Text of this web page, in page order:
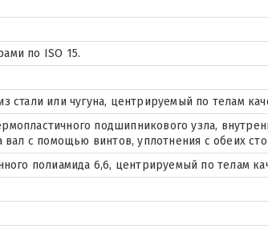
по ISO 15.
стали или чугуна, центрируемый по телам
подшипникового узла,
с помощью винтов, уплотнения с обеих
полиамида 6,6, центрируемый по телам